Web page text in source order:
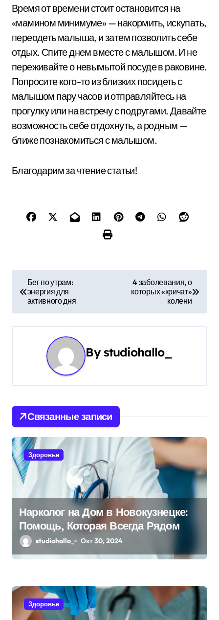
Время от времени стоит остановится на
«мамином минимуме» — накормить, искупать,
переодеть малыша, и затем позволить себе
отдых. Спите днем вместе с малышом. И не
переживайте о невымытой посуде в раковине.
Попросите кого-то из близких посидеть с
малышом пару часов и отправляйтесь на
прогулку или на встречу с подругами. Давайте
возможность себе отдохнуть, а родным —
ближе познакомиться с малышом.
Благодарим за чтение статьи!
в
а
и
я
п
о
з
п
и
я
Бег по утрам:
энергия для
активного дня
4 заболевания, о
которых «кричат»
колени
By studiohallo_
Связанные записи
Здоровье
Нарколог на Дом в Новокузнецке:
Помощь, Которая Всегда Рядом
studiohallo_ Окт 30, 2024
Здоровье